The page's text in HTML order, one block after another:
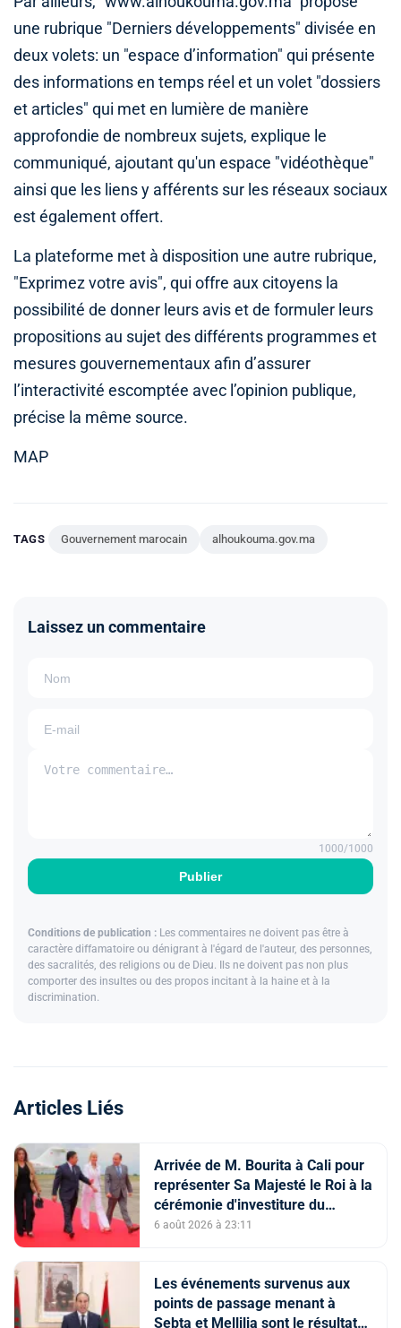
une rubrique "Derniers développements" divisée en
deux volets: un "espace d’information" qui présente
des informations en temps réel et un volet "dossiers
et articles" qui met en lumière de manière
approfondie de nombreux sujets, explique le
communiqué, ajoutant qu'un espace "vidéothèque"
ainsi que les liens y afférents sur les réseaux sociaux
est également offert.
La plateforme met à disposition une autre rubrique,
"Exprimez votre avis", qui offre aux citoyens la
possibilité de donner leurs avis et de formuler leurs
propositions au sujet des différents programmes et
mesures gouvernementaux afin d’assurer
l’interactivité escomptée avec l’opinion publique,
précise la même source.
MAP
TAGS Gouvernement marocain alhoukouma.gov.ma
Laissez un commentaire
Publier
1000/1000
Conditions de publication : Les commentaires ne doivent pas être à
caractère diffamatoire ou dénigrant à l'égard de l'auteur, des personnes,
des sacralités, des religions ou de Dieu. Ils ne doivent pas non plus
comporter des insultes ou des propos incitant à la haine et à la
discrimination.
Articles Liés
Arrivée de M. Bourita à Cali pour
représenter Sa Majesté le Roi à la
cérémonie d'investiture du
nouveau président colombien
6 août 2026 à 23:11
Les événements survenus aux
points de passage menant à
Sebta et Mellilia sont le résultat